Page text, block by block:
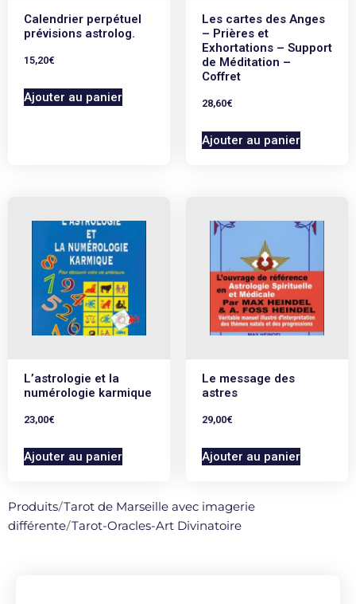
Calendrier perpétuel
prévisions astrolog.
15,20€
Ajouter au panier
Les cartes des Anges
– Prières et
Exhortations – Support
de Méditation –
Coffret
28,60€
Ajouter au panier
L’astrologie et la
numérologie karmique
23,00€
Ajouter au panier
Le message des
astres
29,00€
Ajouter au panier
Produits/Tarot de Marseille avec imagerie
différente/Tarot-Oracles-Art Divinatoire